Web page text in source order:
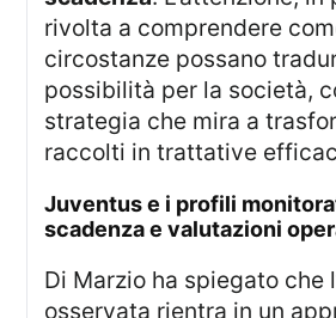
rivolta a comprendere
circostanze possano
possibilità per la società,
strategia che mira a
raccolti in trattative
juventus e i profili monitorati: contratti in
scadenza e valutazioni
Di Marzio ha spiegato che l’attività
osservata rientra in un